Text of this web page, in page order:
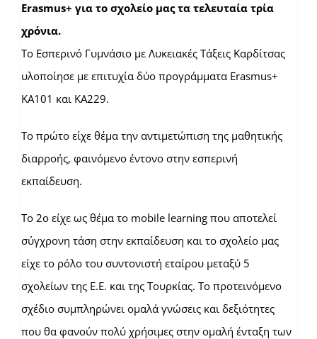
Erasmus+ για το σχολείο μας τα τελευταία τρία
χρόνια.
Το Εσπερινό Γυμνάσιο με Λυκειακές Τάξεις Καρδίτσας
υλοποίησε με επιτυχία δύο προγράμματα Erasmus+
ΚΑ101 και ΚΑ229.
To πρώτο είχε θέμα την αντιμετώπιση της μαθητικής
διαρροής, φαινόμενο έντονο στην εσπερινή
εκπαίδευση.
Το 2ο είχε ως θέμα το mobile learning που αποτελεί
σύγχρονη τάση στην εκπαίδευση και το σχολείο μας
είχε το ρόλο του συντονιστή εταίρου μεταξύ 5
σχολείων της Ε.Ε. και της Τουρκίας. Το προτεινόμενο
σχέδιο συμπληρώνει ομαλά γνώσεις και δεξιότητες
που θα φανούν πολύ χρήσιμες στην ομαλή ένταξη των